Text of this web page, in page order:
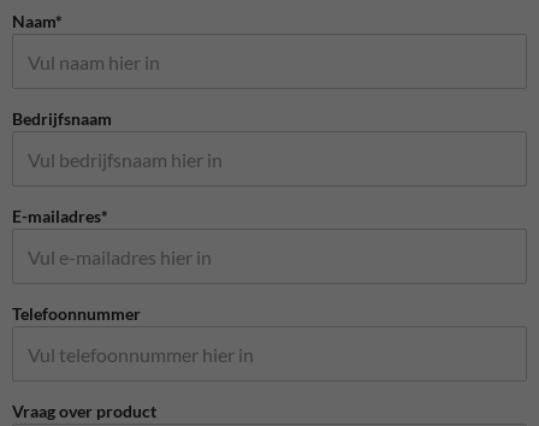
Naam*
Bedrijfsnaam
E-mailadres*
Telefoonnummer
Vraag over product